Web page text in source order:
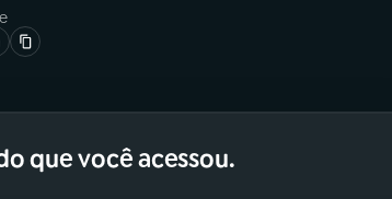
que você acessou.